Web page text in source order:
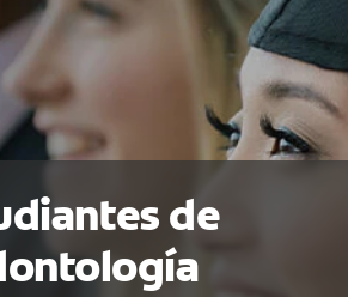
EDUCACIÓN DEL PACIENTE
de